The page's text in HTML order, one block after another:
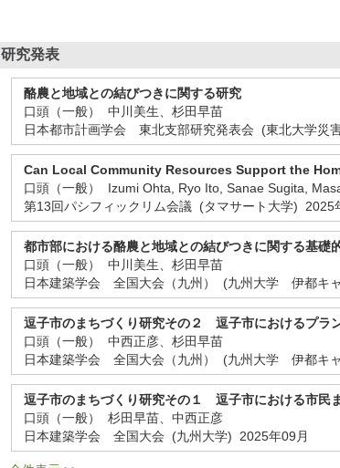
研究発表
酪農と地域との結びつきに関する研究
口頭（一般） 中川美生、杉田早苗
日本都市計画学会 東北支部研究発表会 (東北大学災
Can Local Community Resources Support the
口頭（一般） Izumi Ohta, Ryo Ito, Sanae Sugita,
第13回パシフィックリム会議 (タマサート大学)
2025
都市部における酪農と地域との結びつきに関する基礎
口頭（一般） 中川美生、杉田早苗
日本建築学会 全国大会（九州） (九州大学 伊都キ
逗子市のまちづくり研究その２ 逗子市におけるプラ
口頭（一般） 中西正彦、杉田早苗
日本建築学会 全国大会（九州） (九州大学 伊都キ
逗子市のまちづくり研究その１ 逗子市における市民
口頭（一般） 杉田早苗、中西正彦
日本建築学会 全国大会 (九州大学)
2025年09月